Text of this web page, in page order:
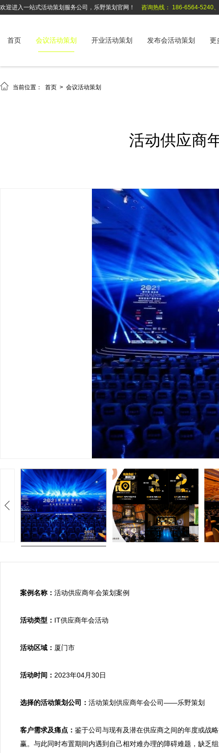
欢迎进入一站式活动策划服务公司，乐野策划官网！ 咨询热线： 186-6564-5240
首页 会议活动策划 开业活动策划 发布会活动策划 更
 当前位置： 首页 > 会议活动策划
活动供应商
案例名称： 活动供应商年会策划案例
活动类型： IT供应商年会活动
活动区域： 厦门市
活动时间： 2023年04月30日
选择的活动策划公司： 活动策划供应商年会公司——乐野策划
客户需求及痛点： 鉴于公司与现有及潜在供应商之间的年度或战
赢。与此同时布置期间内遇到自己相对难办理的障碍难题，缺乏